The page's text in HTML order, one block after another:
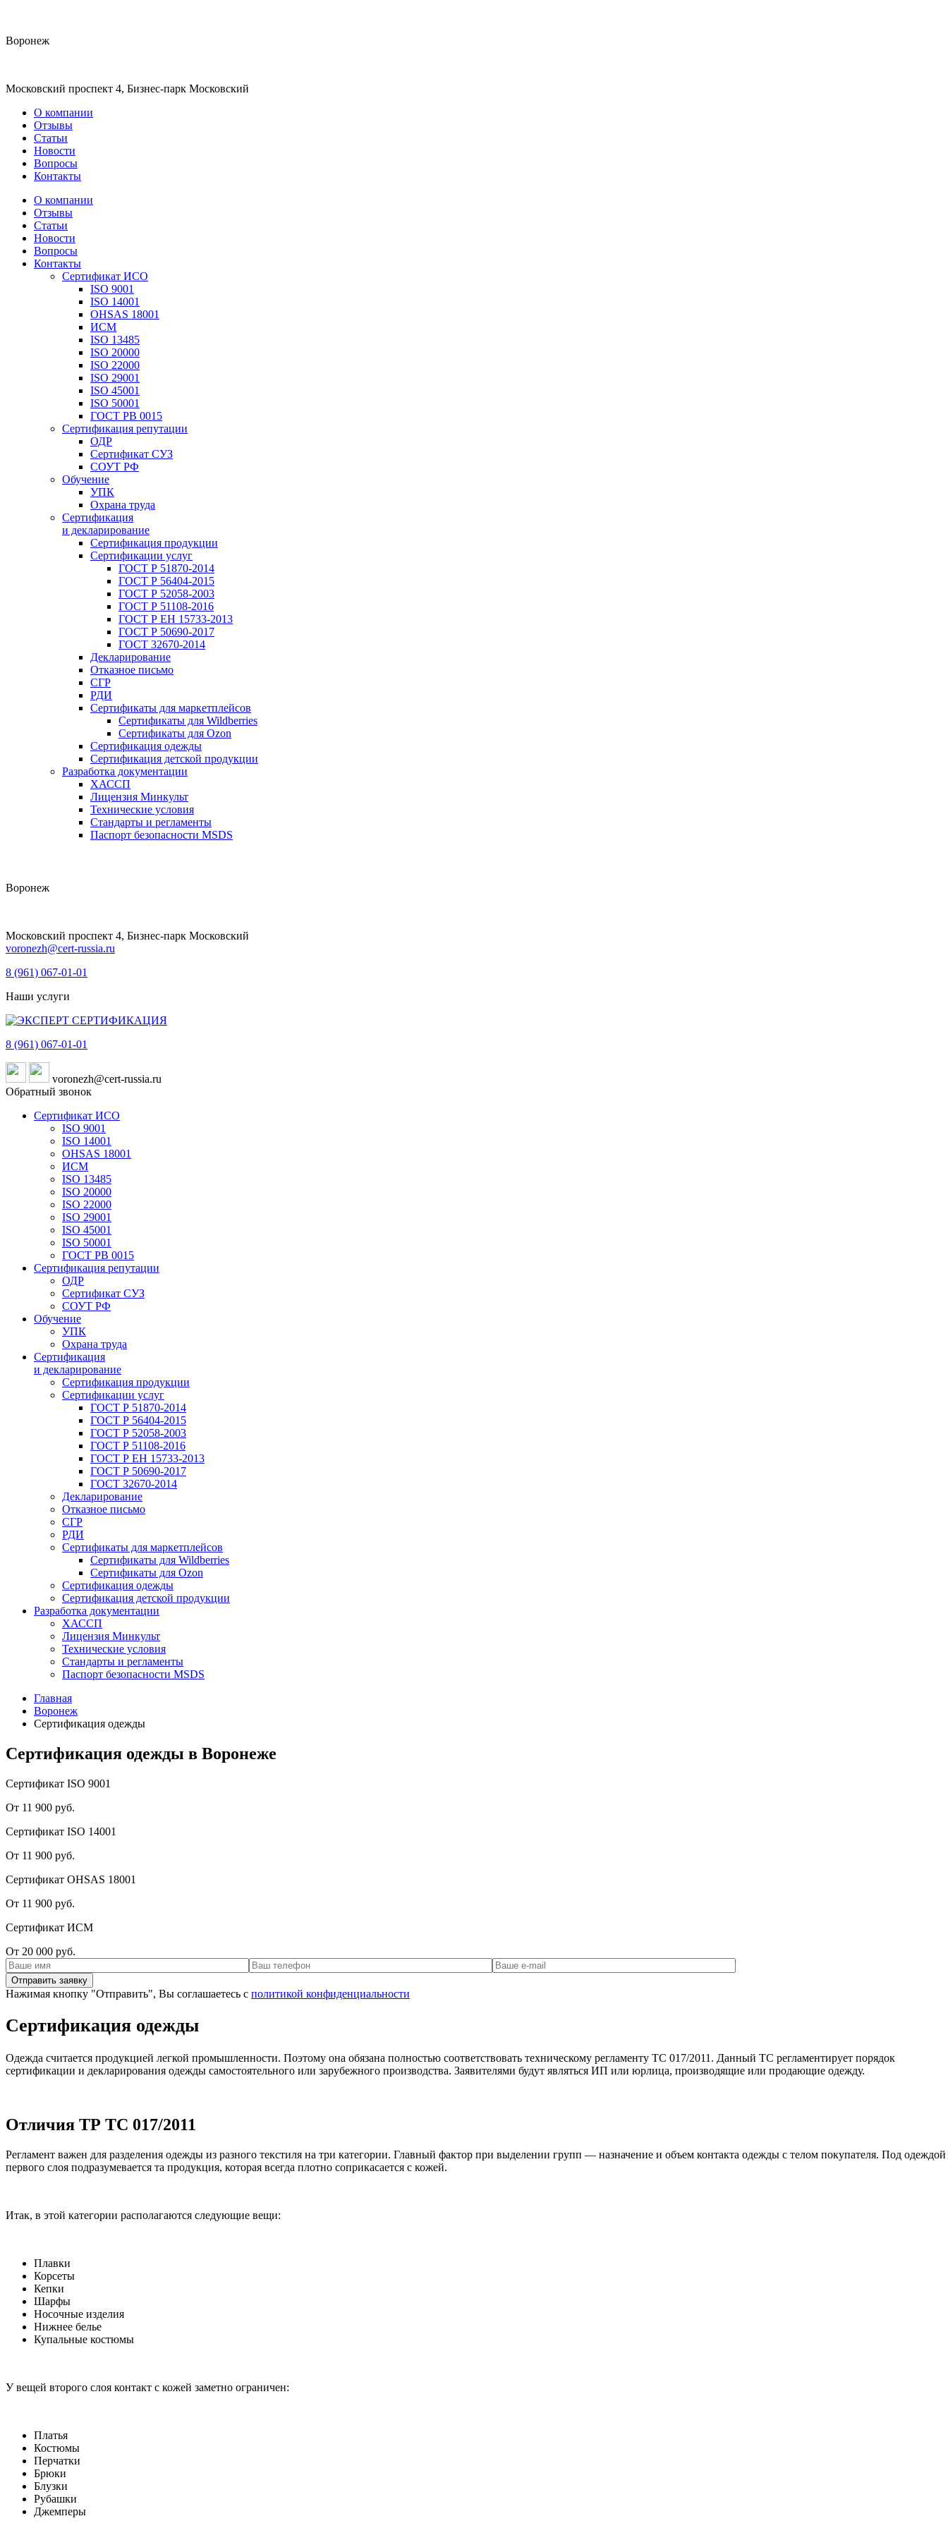
Воронеж
Московский проспект 4, Бизнес-парк Московский
О компании
Отзывы
Статьи
Новости
Вопросы
Контакты
О компании
Отзывы
Статьи
Новости
Вопросы
Контакты
Сертификат ИСО
ISO 9001
ISO 14001
OHSAS 18001
ИСМ
ISO 13485
ISO 20000
ISO 22000
ISO 29001
ISO 45001
ISO 50001
ГОСТ РВ 0015
Сертификация репутации
ОДР
Сертификат СУЗ
СОУТ РФ
Обучение
УПК
Охрана труда
Сертификация
и декларирование
Сертификация продукции
Сертификации услуг
ГОСТ Р 51870-2014
ГОСТ Р 56404-2015
ГОСТ Р 52058-2003
ГОСТ Р 51108-2016
ГОСТ Р ЕН 15733-2013
ГОСТ Р 50690-2017
ГОСТ 32670-2014
Декларирование
Отказное письмо
СГР
РДИ
Сертификаты для маркетплейсов
Сертификаты для Wildberries
Сертификаты для Ozon
Сертификация одежды
Сертификация детской продукции
Разработка документации
ХАССП
Лицензия Минкульт
Технические условия
Стандарты и регламенты
Паспорт безопасности MSDS
Воронеж
Московский проспект 4, Бизнес-парк Московский
voronezh@cert-russia.ru
8 (961) 067-01-01
Наши услуги
8 (961) 067-01-01
voronezh@cert-russia.ru
Обратный звонок
Сертификат ИСО
ISO 9001
ISO 14001
OHSAS 18001
ИСМ
ISO 13485
ISO 20000
ISO 22000
ISO 29001
ISO 45001
ISO 50001
ГОСТ РВ 0015
Сертификация репутации
ОДР
Сертификат СУЗ
СОУТ РФ
Обучение
УПК
Охрана труда
Сертификация
и декларирование
Сертификация продукции
Сертификации услуг
ГОСТ Р 51870-2014
ГОСТ Р 56404-2015
ГОСТ Р 52058-2003
ГОСТ Р 51108-2016
ГОСТ Р ЕН 15733-2013
ГОСТ Р 50690-2017
ГОСТ 32670-2014
Декларирование
Отказное письмо
СГР
РДИ
Сертификаты для маркетплейсов
Сертификаты для Wildberries
Сертификаты для Ozon
Сертификация одежды
Сертификация детской продукции
Разработка документации
ХАССП
Лицензия Минкульт
Технические условия
Стандарты и регламенты
Паспорт безопасности MSDS
Главная
Воронеж
Сертификация одежды
Сертификация одежды в Воронеже
Сертификат ISO 9001
От 11 900 руб.
Сертификат ISO 14001
От 11 900 руб.
Сертификат OHSAS 18001
От 11 900 руб.
Сертификат ИСМ
От 20 000 руб.
Нажимая кнопку "Отправить", Вы соглашаетесь с политикой конфиденциальности
Сертификация одежды
Одежда считается продукцией легкой промышленности. Поэтому она обязана полностью соответствовать техническому регламенту ТС 017/2011. Данный ТС регламентирует порядок
сертификации и декларирования одежды самостоятельного или зарубежного производства. Заявителями будут являться ИП или юрлица, производящие или продающие одежду.
Отличия ТР ТС 017/2011
Регламент важен для разделения одежды из разного текстиля на три категории. Главный фактор при выделении групп — назначение и объем контакта одежды с телом покупателя. Под одеждой
первого слоя подразумевается та продукция, которая всегда плотно соприкасается с кожей.
Итак, в этой категории располагаются следующие вещи:
Плавки
Корсеты
Кепки
Шарфы
Носочные изделия
Нижнее белье
Купальные костюмы
У вещей второго слоя контакт с кожей заметно ограничен:
Платья
Костюмы
Перчатки
Брюки
Блузки
Рубашки
Джемперы